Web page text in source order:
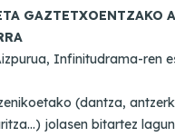
GAZTETXOENTZAKO
Infinitudrama-ren
(dantza,
jolasen bitartez